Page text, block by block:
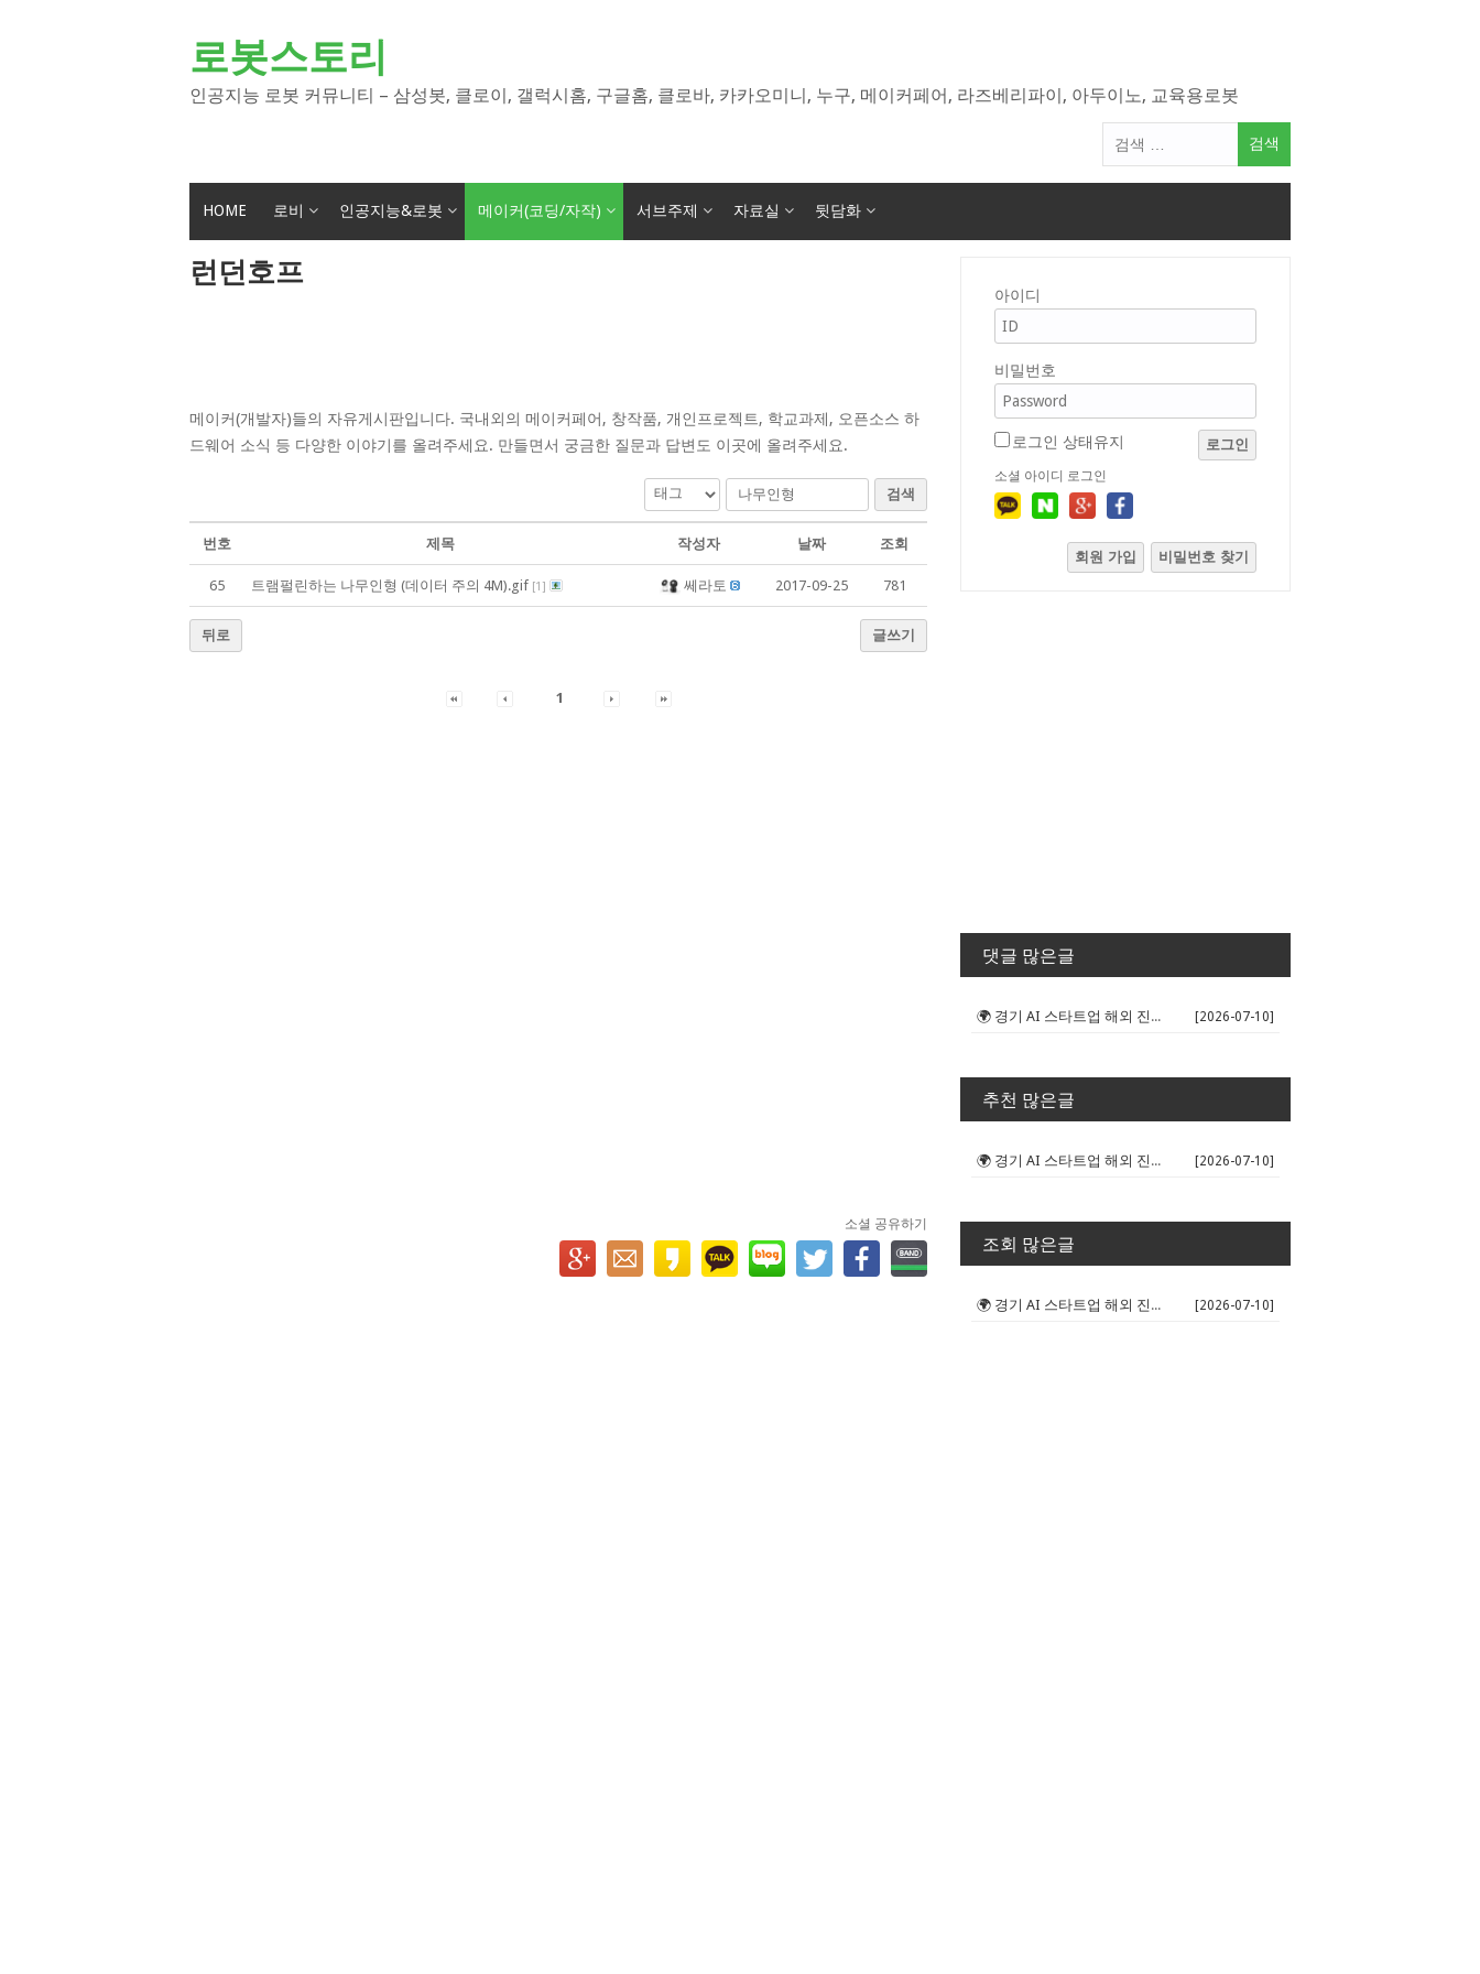
로봇스토리
인공지능 로봇 커뮤니티 – 삼성봇, 클로이, 갤럭시홈, 구글홈, 클로바, 카카오미니, 누구, 메이커페어, 라즈베리파이, 아두이노, 교육용로봇
색
HOME 로비 인공지능&로봇 메이커(코딩/자작) 서브주제 자료실 뒷담화
런던호프
메이커(개발자)들의 자유게시판입니다. 국내외의 메이커페어, 창작품, 개인프로젝트, 학교과제, 오픈소스 하
드웨어 소식 등 다양한 이야기를 올려주세요. 만들면서 궁금한 질문과 답변도 이곳에 올려주세요.
검색
번호 제목 작성자 날짜 조회
65 트램펄린하는 나무인형 (데이터 주의 4M).gif [1 ] 쎄라토 2017-09-25 781
뒤로 글쓰기
1
소셜 공유하기
아이디
비밀번호
로그인 상태유지 로그인
소셜 아이디 로그인
회원 가입 비밀번호 찾기
댓글 많은글
🌍 경기 AI 스타트업 해외 진출 판... [2026-07-10]
추천 많은글
🌍 경기 AI 스타트업 해외 진출 판... [2026-07-10]
조회 많은글
🌍 경기 AI 스타트업 해외 진출 판... [2026-07-10]